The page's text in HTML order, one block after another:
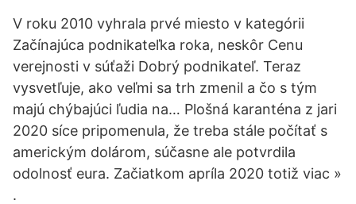
V roku 2010 vyhrala prvé miesto v kategórii
Začínajúca podnikateľka roka, neskôr Cenu
verejnosti v súťaži Dobrý podnikateľ. Teraz
vysvetľuje, ako veľmi sa trh zmenil a čo s tým
majú chýbajúci ľudia na… Plošná karanténa z jari
2020 síce pripomenula, že treba stále počítať s
americkým dolárom, súčasne ale potvrdila
odolnosť eura. Začiatkom apríla 2020 totiž viac »
.